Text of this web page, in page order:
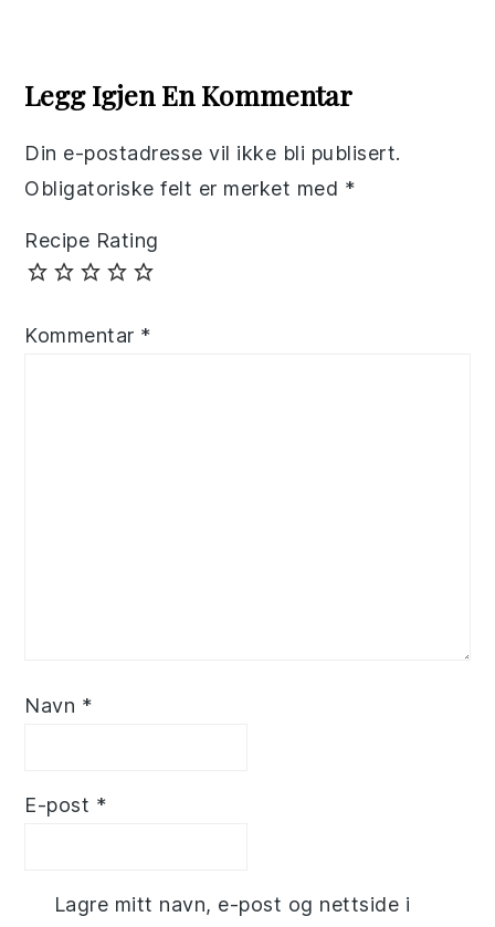
Interactions
Legg Igjen En Kommentar
Din e-postadresse vil ikke bli publisert.
Obligatoriske felt er merket med *
Recipe Rating
Kommentar *
Navn *
E-post *
Lagre mitt navn, e-post og nettside i